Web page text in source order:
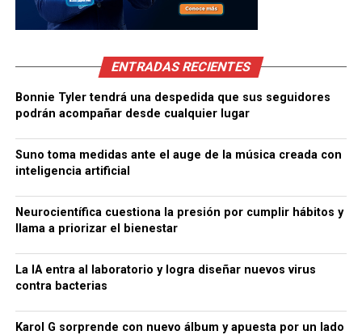
ENTRADAS RECIENTES
Bonnie Tyler tendrá una despedida que sus seguidores
podrán acompañar desde cualquier lugar
Suno toma medidas ante el auge de la música creada con
inteligencia artificial
Neurocientífica cuestiona la presión por cumplir hábitos y
llama a priorizar el bienestar
La IA entra al laboratorio y logra diseñar nuevos virus
contra bacterias
Karol G sorprende con nuevo álbum y apuesta por un lado